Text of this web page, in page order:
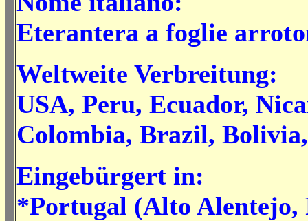
Eterantera a foglie
Weltweite Verbreitung:
USA, Peru, Ecuador,
Colombia, Brazil,
Eingebürgert in:
*Portugal (Alto Alentejo,